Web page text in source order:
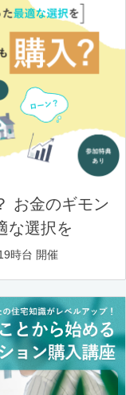
お金のギモン
な選択を
時台 開催